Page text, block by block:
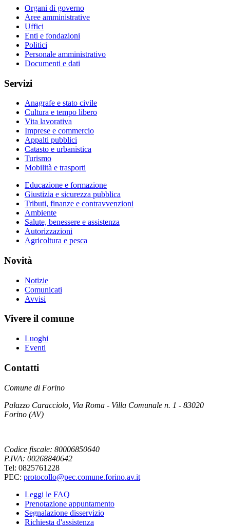
Organi di governo
Aree amministrative
Uffici
Enti e fondazioni
Politici
Personale amministrativo
Documenti e dati
Servizi
Anagrafe e stato civile
Cultura e tempo libero
Vita lavorativa
Imprese e commercio
Appalti pubblici
Catasto e urbanistica
Turismo
Mobilità e trasporti
Educazione e formazione
Giustizia e sicurezza pubblica
Tributi, finanze e contravvenzioni
Ambiente
Salute, benessere e assistenza
Autorizzazioni
Agricoltura e pesca
Novità
Notizie
Comunicati
Avvisi
Vivere il comune
Luoghi
Eventi
Contatti
Comune di Forino
Palazzo Caracciolo, Via Roma - Villa Comunale n. 1 - 83020
Forino (AV)
Codice fiscale: 80006850640
P.IVA: 00268840642
Tel: 0825761228
PEC: protocollo@pec.comune.forino.av.it
Leggi le FAQ
Prenotazione appuntamento
Segnalazione disservizio
Richiesta d'assistenza